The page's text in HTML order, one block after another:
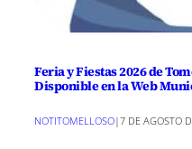
Feria y Fiestas 2026 de
Disponible en la Web
NOTITOMELLOSO|7 DE AGOSTO